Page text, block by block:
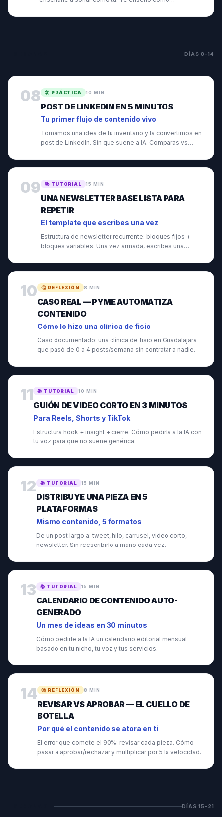
DÍAS 8 -14
08 🛠️ PRÁCTICA 10 MIN
POST DE LINKEDIN EN 5 MINUTOS
Tu primer flujo de contenido vivo
Tomamos una idea de tu inventario y la convertimos en
post de LinkedIn. Sin que suene a IA. Comparas vs
09 📚 TUTORIAL 15 MIN
UNA NEWSLETTER BASE LISTA PARA
REPETIR
El template que escribes una vez
Estructura de newsletter recurrente: bloques fijos +
bloques variables. Una vez armada, escribes una
10 🤔 REFLEXIÓN 8 MIN
CASO REAL — PYME AUTOMATIZA
CONTENIDO
Cómo lo hizo una clínica de fisio
Caso documentado: una clínica de fisio en Guadalajara
que pasó de 0 a 4 posts/semana sin contratar a nadie.
11 📚 TUTORIAL 10 MIN
GUIÓN DE VIDEO CORTO EN 3 MINUTOS
Para Reels, Shorts y TikTok
Estructura hook + insight + cierre. Cómo pedirla a la IA con
tu voz para que no suene genérica.
12 📚 TUTORIAL 15 MIN
DISTRIBUYE UNA PIEZA EN 5
PLATAFORMAS
Mismo contenido, 5 formatos
De un post largo a: tweet, hilo, carrusel, video corto,
newsletter. Sin reescribirlo a mano cada vez.
13 📚 TUTORIAL 15 MIN
CALENDARIO DE CONTENIDO AUTO-
GENERADO
Un mes de ideas en 30 minutos
Cómo pedirle a la IA un calendario editorial mensual
basado en tu nicho, tu voz y tus servicios.
14 🤔 REFLEXIÓN 8 MIN
REVISAR VS APROBAR — EL CUELLO DE
BOTELLA
Por qué el contenido se atora en ti
El error que comete el 90%: revisar cada pieza. Cómo
pasar a aprobar/rechazar y multiplicar por 5 la velocidad.
DÍAS 15 - 21